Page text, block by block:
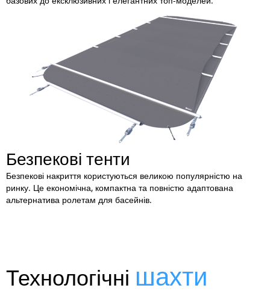
Безпекові тенти
Безпекові накриття користуються великою популярністю на
ринку. Це економічна, компактна та повністю адаптована
альтернатива ролетам для басейнів.
Технологічні шахти